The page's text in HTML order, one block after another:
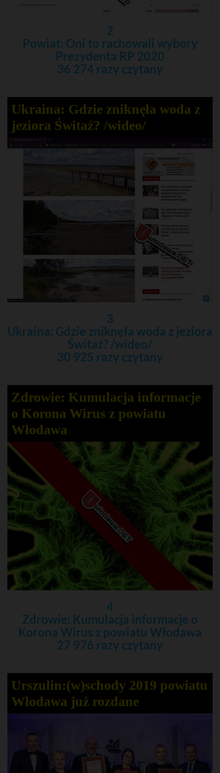
2
Powiat: Oni to rachowali wybory
Prezydenta RP 2020
36 274 razy czytany
Ukraina: Gdzie zniknęła woda z
jeziora Świtaź? /wideo/
3
Ukraina: Gdzie zniknęła woda z jeziora
Świtaź? /wideo/
30 925 razy czytany
Zdrowie: Kumulacja informacje
o Korona Wirus z powiatu
Włodawa
4
Zdrowie: Kumulacja informacje o
Korona Wirus z powiatu Włodawa
27 976 razy czytany
Urszulin:(w)schody 2019 powiatu
Włodawa już rozdane